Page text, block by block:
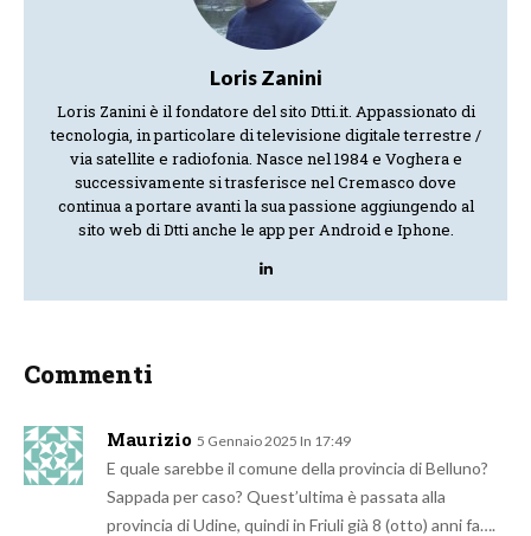
Loris Zanini
Loris Zanini è il fondatore del sito Dtti.it. Appassionato di
tecnologia, in particolare di televisione digitale terrestre /
via satellite e radiofonia. Nasce nel 1984 e Voghera e
successivamente si trasferisce nel Cremasco dove
continua a portare avanti la sua passione aggiungendo al
sito web di Dtti anche le app per Android e Iphone.
Commenti
Maurizio 5 Gennaio 2025 In 17:49
E quale sarebbe il comune della provincia di Belluno?
Sappada per caso? Quest’ultima è passata alla
provincia di Udine, quindi in Friuli già 8 (otto) anni fa….